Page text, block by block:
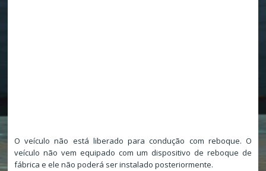
O veículo não está liberado para condução com reboque. O
veículo não vem equipado com um dispositivo de reboque de
fábrica e ele não poderá ser instalado posteriormente.